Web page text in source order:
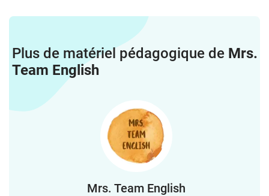
Plus de matériel pédagogique de Mrs.
Team English
Mrs. Team English